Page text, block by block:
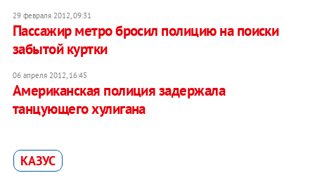
29 февраля 2012, 09:31
Пассажир метро бросил полицию на поиски
забытой куртки
06 апреля 2012, 16:45
Американская полиция задержала
танцующего хулигана
КАЗУС